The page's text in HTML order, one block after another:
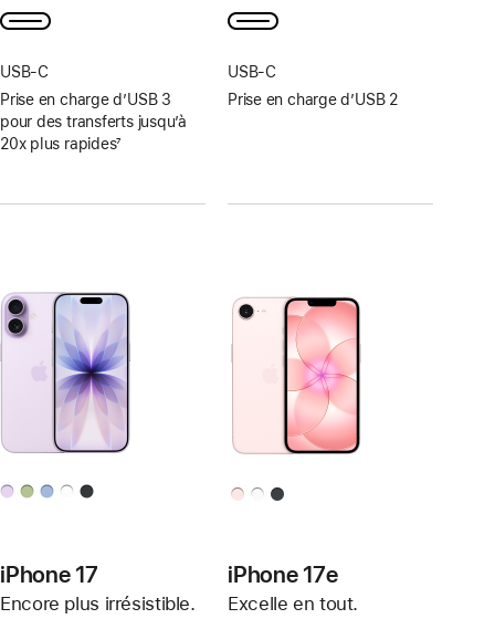
page
bas
de
USB‑C
Prise en charge d’USB 3
pour des transferts jusqu’à
20x plus rapides
bas
7
page
bas
de
USB‑C
Prise en charge d’USB 2
iPhone 17
Encore plus irrésistible.
iPhone 17e
Excelle en tout.